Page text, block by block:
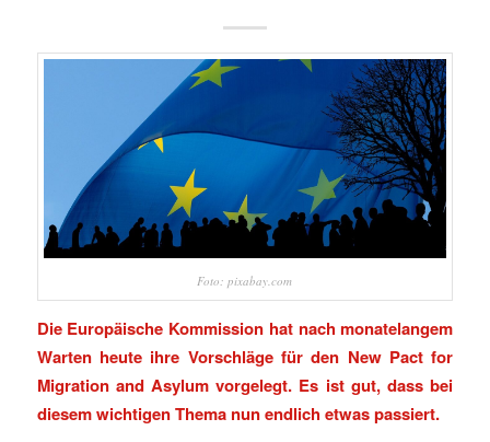
Foto: pixabay.com
Die Europäische Kommission hat nach monatelangem
Warten heute ihre Vorschläge für den New Pact for
Migration and Asylum vorgelegt. Es ist gut, dass bei
diesem wichtigen Thema nun endlich etwas passiert.